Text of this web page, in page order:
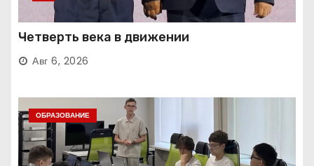
Четверть века в движении
Авг 6, 2026
ОБРАЗОВАНИЕ